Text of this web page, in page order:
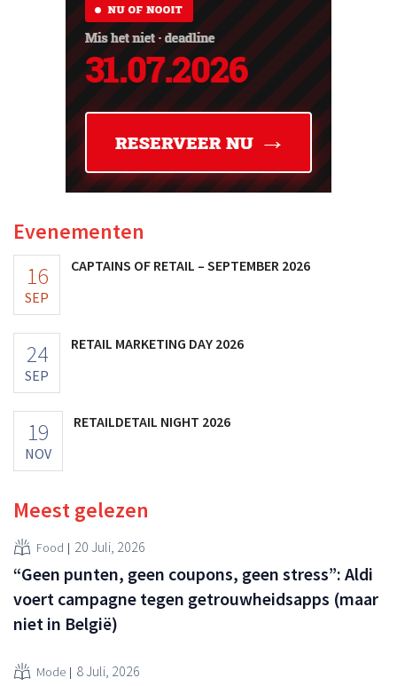
Evenementen
16
SEP
CAPTAINS OF RETAIL – SEPTEMBER 2026
24
SEP
RETAIL MARKETING DAY 2026
19
NOV
RETAILDETAIL NIGHT 2026
Meest gelezen
Food 20 Juli, 2026
“Geen punten, geen coupons, geen stress”: Aldi
voert campagne tegen getrouwheidsapps (maar
niet in België)
Mode 8 Juli, 2026